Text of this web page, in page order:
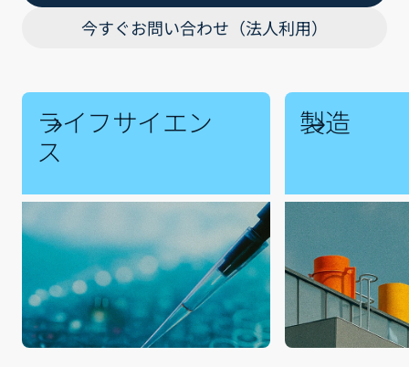
今すぐお問い合わせ（法人利用）
ライフサイエン
ス
製造